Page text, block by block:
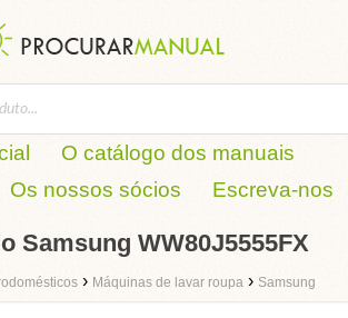
O catálogo dos manuais
Os nossos sócios Escreva-nos
Samsung WW80J5555FX
› Máquinas de lavar roupa › Samsung